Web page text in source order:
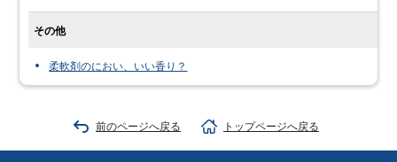
その他
柔軟剤のにおい、いい香り？
前のページへ戻る トップページへ戻る